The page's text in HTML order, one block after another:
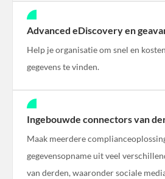
Advanced eDiscovery en
Help je organisatie om snel en
gegevens te vinden.
Ingebouwde connectors van
Maak meerdere
gegevensopname uit veel
van derden, waaronder sociale